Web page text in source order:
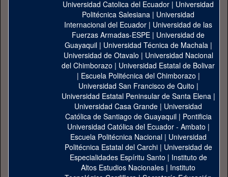
Universidad Catolica del Ecuador | Universidad
Politécnica Salesiana | Universidad
Internacional del Ecuador | Universidad de las
Fuerzas Armadas-ESPE | Universidad de
Guayaquil| Universidad Técnica de Machala|
Universidad de Otavalo | Universidad Nacional
del Chimborazo | Universidad Estatal de Bolivar
| Escuela Politécnica del Chimborazo |
Universidad San Francisco de Quito |
Universidad Estatal Peninsular de Santa Elena|
Universidad Casa Grande | Universidad
Católica de Santiago de Guayaquil| Pontificia
Universidad Católica del Ecuador - Ambato |
Escuela Politécnica Nacional| Universidad
Politécnica Estatal del Carchi| Universidad de
Especialidades Espíritu Santo | Instituto de
Altos Estudios Nacionales | Instituto